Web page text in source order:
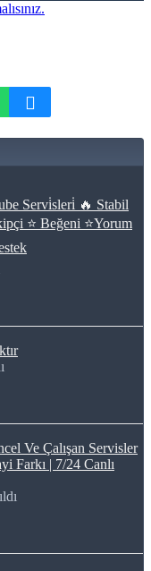
WhatsApp
Servi̇sleri̇ 🔥 Stabil
⭐ Beğeni ⭐Yorum
Ve Çalışan Servisler
Farkı | 7/24 Canlı